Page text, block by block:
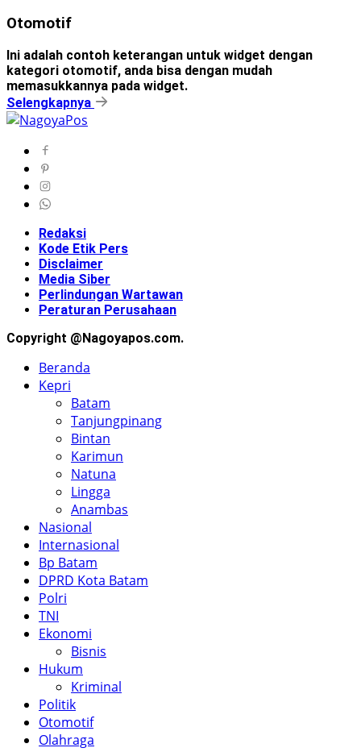
Otomotif
Ini adalah contoh keterangan untuk widget dengan
kategori otomotif, anda bisa dengan mudah
memasukkannya pada widget.
Selengkapnya
Redaksi
Kode Etik Pers
Disclaimer
Media Siber
Perlindungan Wartawan
Peraturan Perusahaan
Copyright @Nagoyapos.com.
Beranda
Kepri
Batam
Tanjungpinang
Bintan
Karimun
Natuna
Lingga
Anambas
Nasional
Internasional
Bp Batam
DPRD Kota Batam
Polri
TNI
Ekonomi
Bisnis
Hukum
Kriminal
Politik
Otomotif
Olahraga